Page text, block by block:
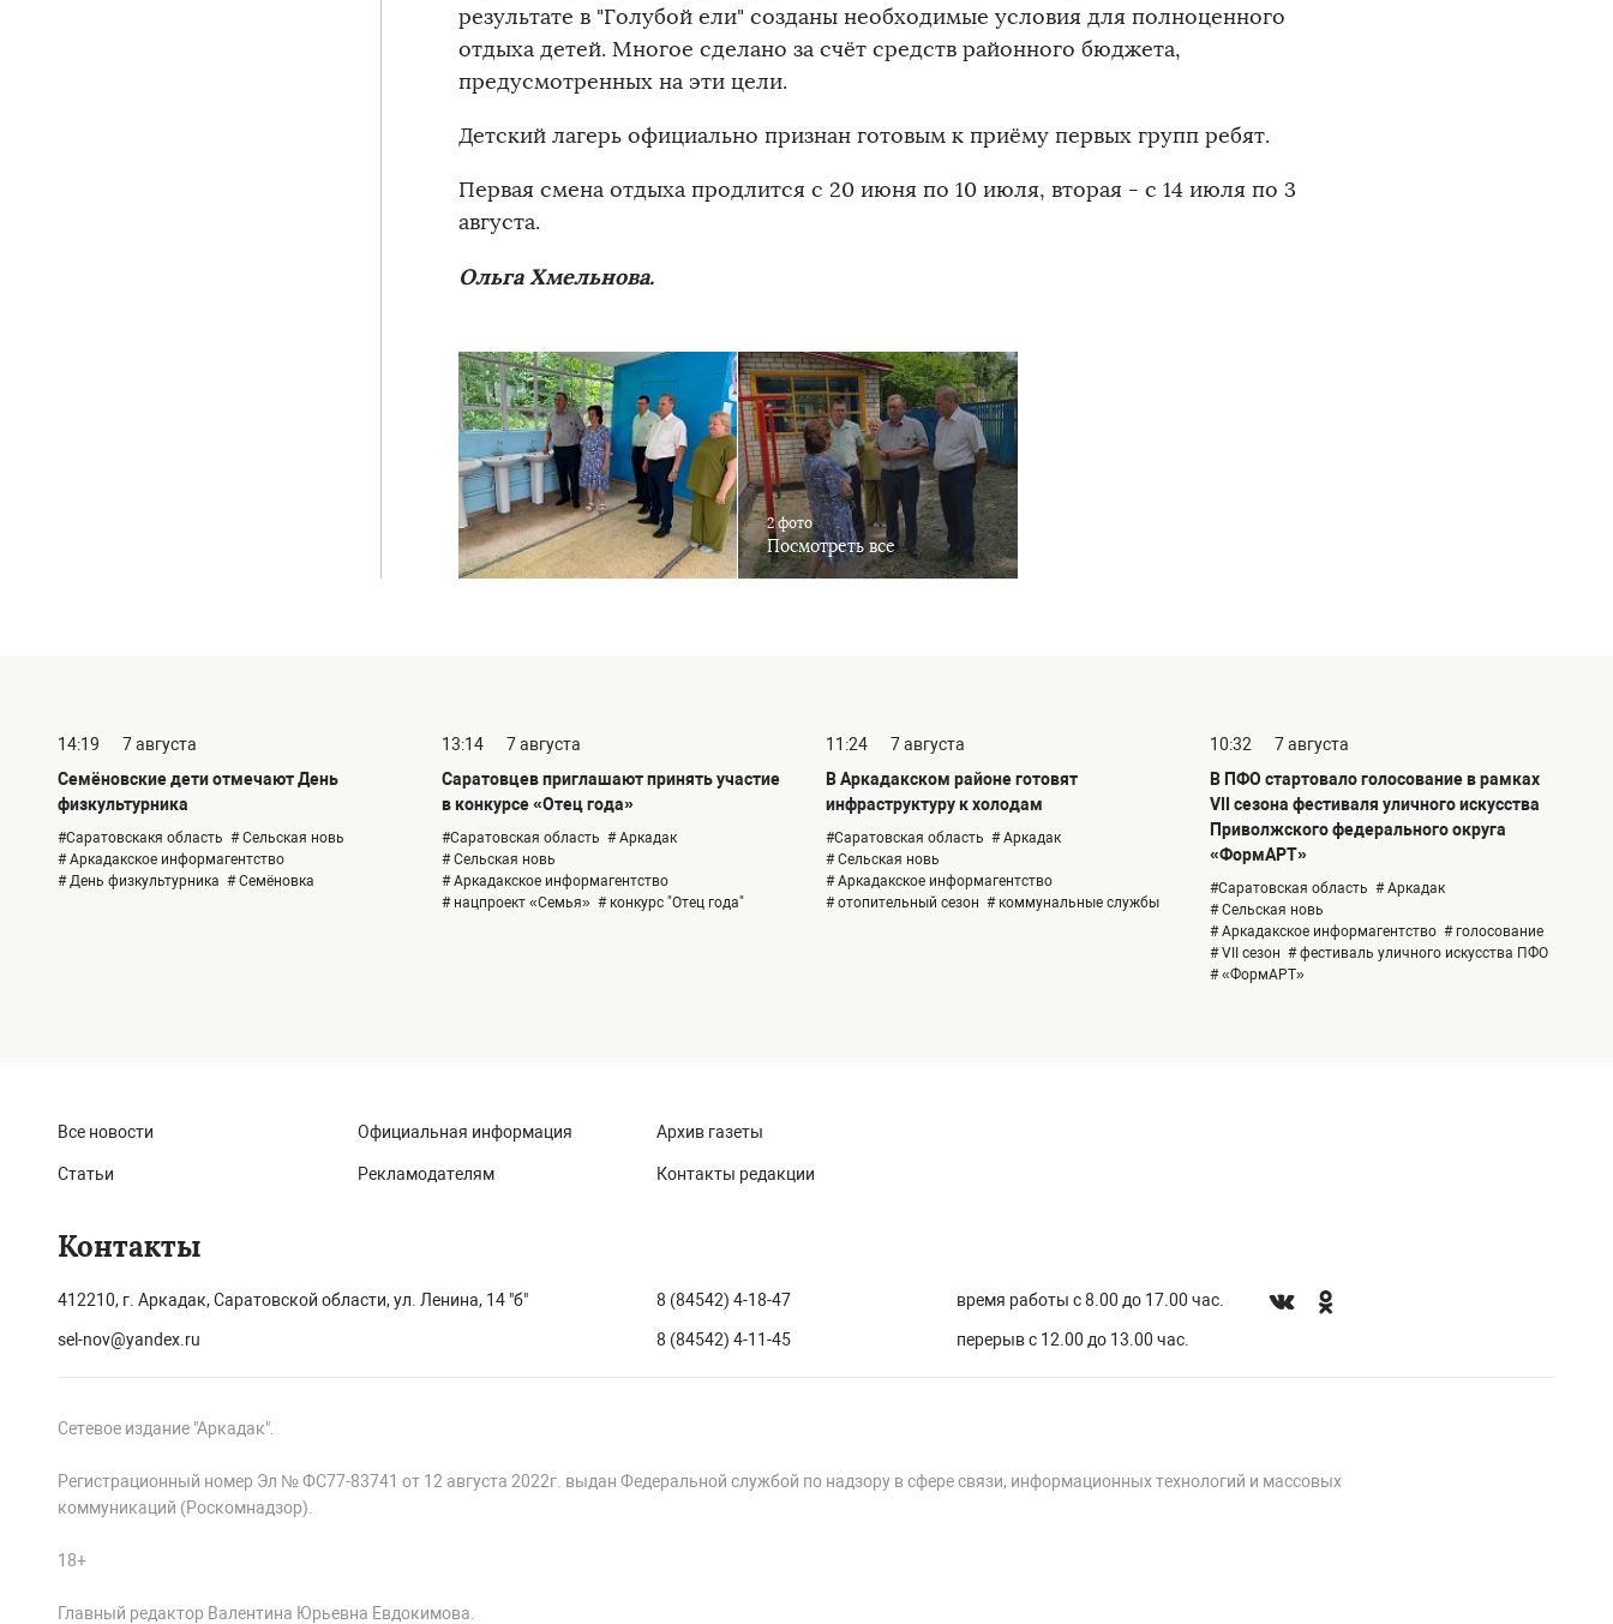
результате в "Голубой ели" созданы необходимые условия для полноценного
отдыха детей. Многое сделано за счёт средств районного бюджета,
предусмотренных на эти цели.
Детский лагерь официально признан готовым к приёму первых групп ребят.
Первая смена отдыха продлится с 20 июня по 10 июля, вторая - с 14 июля по 3
августа.
Ольга Хмельнова.
2 фото
Посмотреть все
14:19
7 августа
Семёновские дети отмечают День
физкультурника
#Саратовскакя область # Сельская новь
# Аркадакское информагентство
# День физкультурника # Семёновка
13:14
7 августа
Саратовцев приглашают принять участие
в конкурсе «Отец года»
#Саратовская область # Аркадак
# Сельская новь
# Аркадакское информагентство
# нацпроект «Семья» # конкурс "Отец года"
11:24
7 августа
В Аркадакском районе готовят
инфраструктуру к холодам
#Саратовская область # Аркадак
# Сельская новь
# Аркадакское информагентство
# отопительный сезон # коммунальные службы
10:32
7 августа
В ПФО стартовало голосование в рамках
VII сезона фестиваля уличного искусства
Приволжского федерального округа
«ФормАРТ»
#Саратовская область # Аркадак
# Сельская новь
# Аркадакское информагентство # голосование
# VII сезон # фестиваль уличного искусства ПФО
# «ФормАРТ»
Все новости
Статьи
Официальная информация
Рекламодателям
Архив газеты
Контакты редакции
Контакты
412210, г. Аркадак, Саратовской области, ул. Ленина, 14 "б"
sel-nov@yandex.ru
8 (84542) 4-18-47
8 (84542) 4-11-45
время работы с 8.00 до 17.00 час.
перерыв с 12.00 до 13.00 час.
Сетевое издание "Аркадак".
Регистрационный номер Эл № ФС77-83741 от 12 августа 2022г. выдан Федеральной службой по надзору в сфере связи, информационных технологий и массовых
коммуникаций (Роскомнадзор).
18+
Главный редактор Валентина Юрьевна Евдокимова.